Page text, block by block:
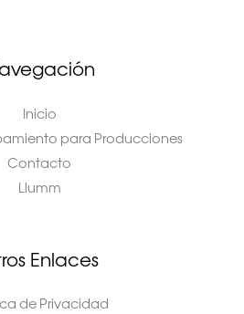
Inicio
para Producciones
Contacto
Llumm
Enlaces
de Privacidad